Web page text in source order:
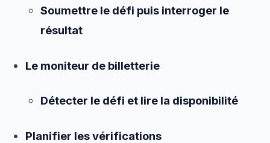
Soumettre le défi puis interroger le
résultat
Le moniteur de billetterie
Détecter le défi et lire la disponibilité
Planifier les vérifications